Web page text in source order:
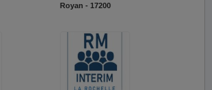
Royan - 17200